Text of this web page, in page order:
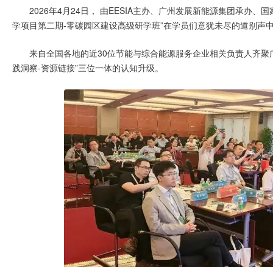
2026年4月24日， 由EESIA主办、广州发展新能源集团承办、
学项目第二期-零碳园区建设高级研学班”在学员们意犹未尽的道别声
来自全国各地的近30位节能与综合能源服务企业相关负责人齐
践洞察-资源链接”三位一体的认知升级。